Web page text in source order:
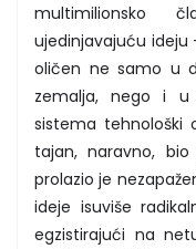
multimilionsko
ujedinjavajuću ideju
oličen ne samo u
zemalja, nego i u
sistema tehnološki
tajan, naravno,
prolazio je
ideje isuviše
egzistirajući na